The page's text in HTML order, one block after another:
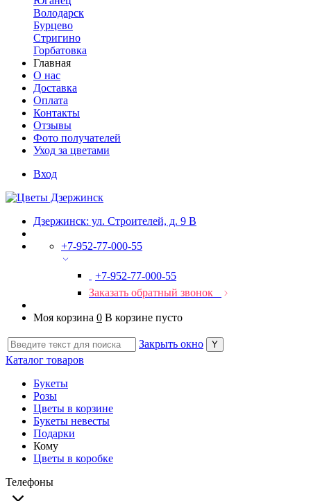
Володарск
Бурцево
Стригино
Горбатовка
Главная
О нас
Доставка
Оплата
Контакты
Отзывы
Фото получателей
Уход за цветами
Вход
Дзержинск: ул. Строителей, д. 9 В
+7-952-77-000-55
+7-952-77-000-55
Заказать обратный звонок
Моя корзина 0 В корзине пусто
Закрыть окно
Каталог товаров
Букеты
Розы
Цветы в корзине
Букеты невесты
Подарки
Кому
Цветы в коробке
Телефоны